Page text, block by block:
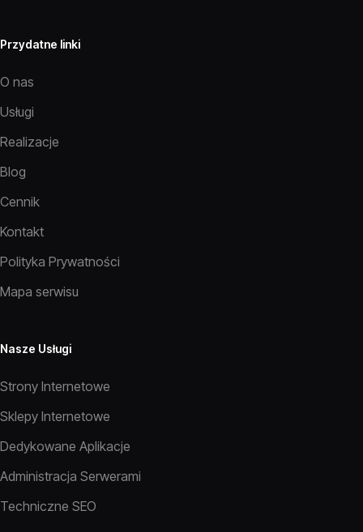
Przydatne linki
O nas
Usługi
Realizacje
Blog
Cennik
Kontakt
Polityka Prywatności
Mapa serwisu
Nasze Usługi
Strony Internetowe
Sklepy Internetowe
Dedykowane Aplikacje
Administracja Serwerami
Techniczne SEO